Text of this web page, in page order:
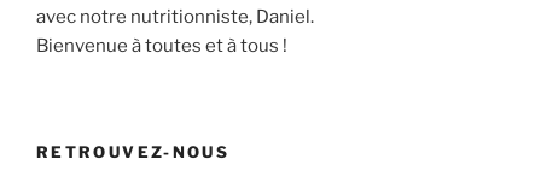
avec notre nutritionniste, Daniel.
Bienvenue à toutes et à tous !
RETROUVEZ-NOUS